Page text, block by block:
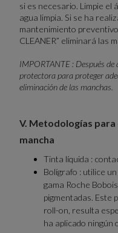
si es necesario. Limpie el
agua limpia. Si se ha
mantenimiento
CLEANER” eliminará las
IMPORTANTE : Después
protectora para proteger
eliminación de las manchas.
V. Metodologías
mancha
Tinta líquida :
Bolígrafo : utilice un
gama Roche
pigmentadas. Este
roll-on, resulta
ha aplicado ningún